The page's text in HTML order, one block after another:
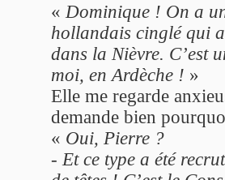
« Dominique ! On a
hollandais cinglé qui
dans la Nièvre. C’est
moi, en Ardèche ! »
Elle me regarde
demande bien
« Oui, Pierre ?
- Et ce type a été